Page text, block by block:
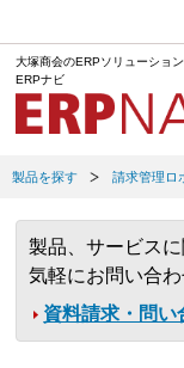
大塚商会のERPソリューショ
ERPナビ
製品を探す 請求管理ロ
製品、サービス
気軽にお問い合わ
資料請求・問い